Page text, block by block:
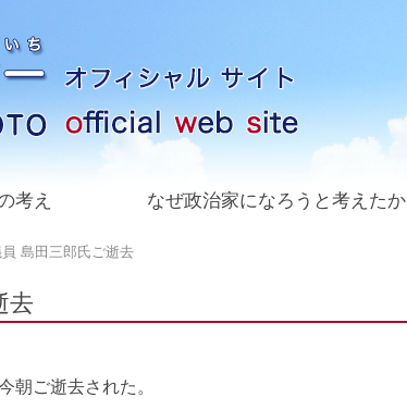
考え なぜ政治家になろうと考えたか
島田三郎氏ご逝去
去
朝ご逝去された。